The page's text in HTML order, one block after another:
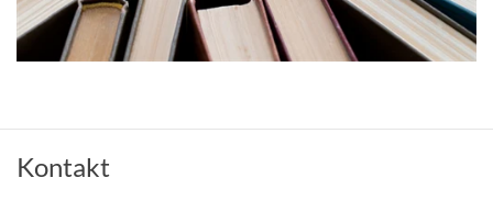
Kontakt